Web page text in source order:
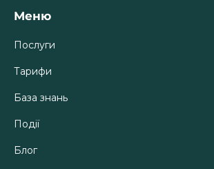
Меню
Послуги
Тарифи
База знань
Події
Блог